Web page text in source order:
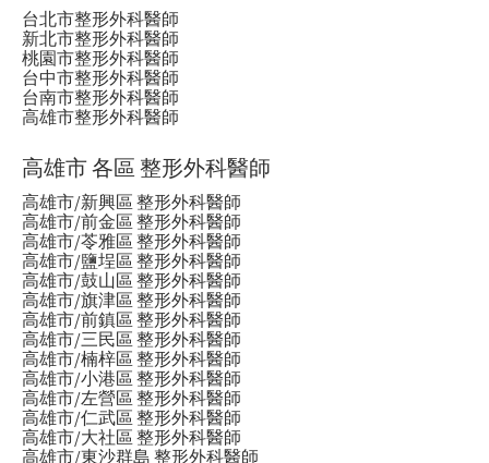
台北市整形外科醫師
新北市整形外科醫師
桃園市整形外科醫師
台中市整形外科醫師
台南市整形外科醫師
高雄市整形外科醫師
高雄市 各區 整形外科醫師
高雄市/新興區 整形外科醫師
高雄市/前金區 整形外科醫師
高雄市/苓雅區 整形外科醫師
高雄市/鹽埕區 整形外科醫師
高雄市/鼓山區 整形外科醫師
高雄市/旗津區 整形外科醫師
高雄市/前鎮區 整形外科醫師
高雄市/三民區 整形外科醫師
高雄市/楠梓區 整形外科醫師
高雄市/小港區 整形外科醫師
高雄市/左營區 整形外科醫師
高雄市/仁武區 整形外科醫師
高雄市/大社區 整形外科醫師
高雄市/東沙群島 整形外科醫師